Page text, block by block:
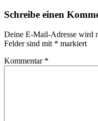
Schreibe einen
Deine E-Mail-Adresse wird
Felder sind mit * markiert
Kommentar *